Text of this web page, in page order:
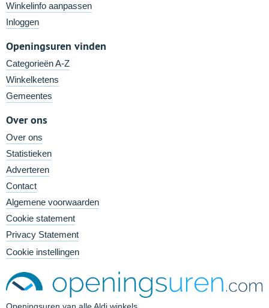
Winkelinfo aanpassen
Inloggen
Openingsuren vinden
Categorieën A-Z
Winkelketens
Gemeentes
Over ons
Over ons
Statistieken
Adverteren
Contact
Algemene voorwaarden
Cookie statement
Privacy Statement
Cookie instellingen
Openingsuren van alle Aldi winkels